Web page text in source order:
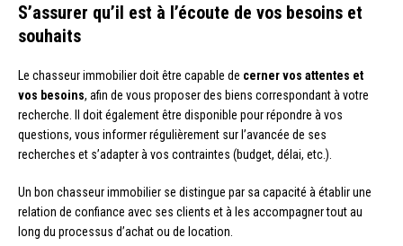
S’assurer qu’il est à l’écoute de vos besoins et
souhaits
Le chasseur immobilier doit être capable de cerner vos attentes et
vos besoins, afin de vous proposer des biens correspondant à votre
recherche. Il doit également être disponible pour répondre à vos
questions, vous informer régulièrement sur l’avancée de ses
recherches et s’adapter à vos contraintes (budget, délai, etc.).
Un bon chasseur immobilier se distingue par sa capacité à établir une
relation de confiance avec ses clients et à les accompagner tout au
long du processus d’achat ou de location.